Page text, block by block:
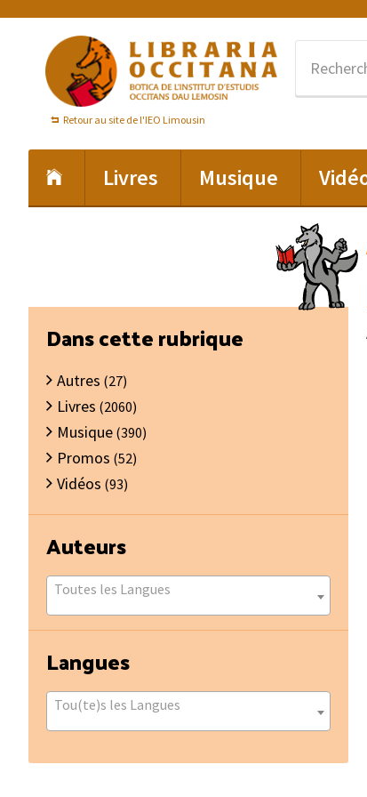
navigation
principale
contenu
principal
Retour au site de l'IEO Limousin
Livres Musique
Barre
latérale
principale
Dans cette rubrique
Autres (27)
Livres (2060)
Musique (390)
Promos (52)
Vidéos (93)
Auteurs
Toutes les Langues
Langues
Tou(te)s les Langues